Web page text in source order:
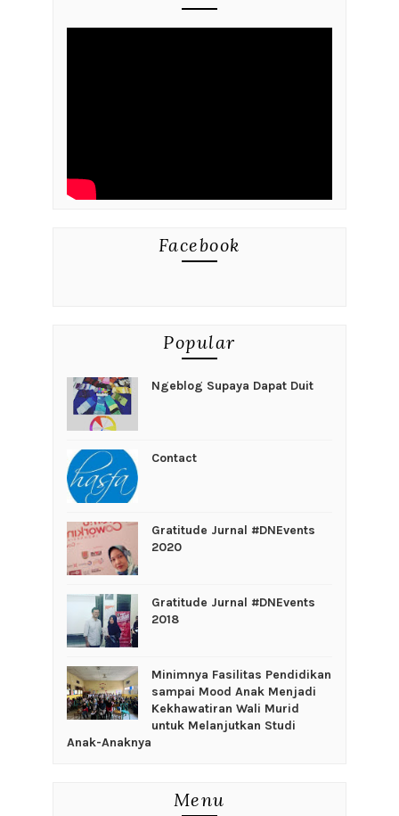
Facebook
Popular
Ngeblog Supaya Dapat Duit
Contact
Gratitude Jurnal #DNEvents
2020
Gratitude Jurnal #DNEvents
2018
‎Minimnya Fasilitas Pendidikan
sampai Mood Anak Menjadi
Kekhawatiran Wali Murid
untuk Melanjutkan Studi
Anak-Anaknya
Menu